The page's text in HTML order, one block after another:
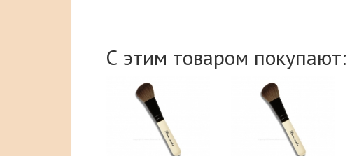
С этим товаром покупают: